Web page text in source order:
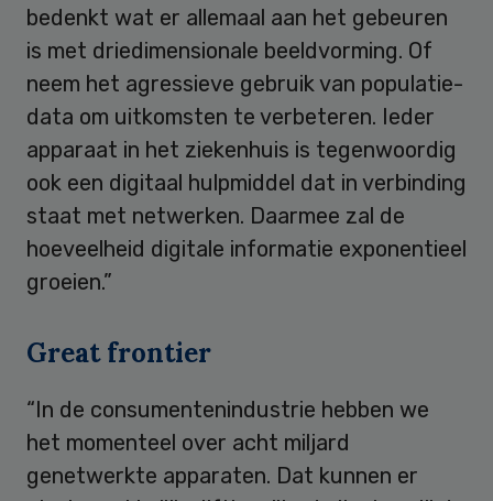
bedenkt wat er allemaal aan het gebeuren
is met driedimensionale beeldvorming. Of
neem het agressieve gebruik van populatie-
data om uitkomsten te verbeteren. Ieder
apparaat in het ziekenhuis is tegenwoordig
ook een digitaal hulpmiddel dat in verbinding
staat met netwerken. Daarmee zal de
hoeveelheid digitale informatie exponentieel
groeien.”
Great frontier
“In de consumentenindustrie hebben we
het momenteel over acht miljard
genetwerkte apparaten. Dat kunnen er